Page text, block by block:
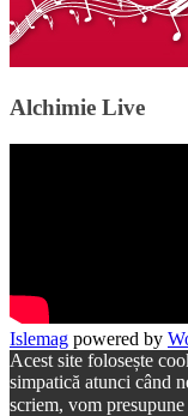
Alchimie Live
Islemag powered by
Acest site folosește
simpatică atunci când
scriem, vom